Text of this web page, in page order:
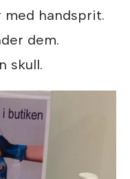
med handsprit.
dem.
skull.